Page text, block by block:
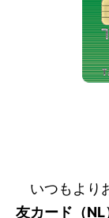
いつもより
友カード（NL